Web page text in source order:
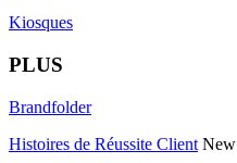
Kiosques
PLUS
Brandfolder
Histoires de Réussite Client New